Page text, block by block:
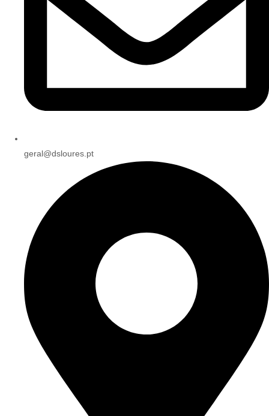
geral@dsloures.pt